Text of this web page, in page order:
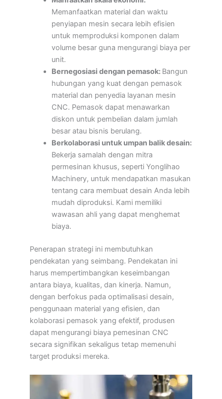
Memanfaatkan material dan waktu
penyiapan mesin secara lebih efisien
untuk memproduksi komponen dalam
volume besar guna mengurangi biaya per
unit.
Bernegosiasi dengan pemasok: Bangun
hubungan yang kuat dengan pemasok
material dan penyedia layanan mesin
CNC. Pemasok dapat menawarkan
diskon untuk pembelian dalam jumlah
besar atau bisnis berulang.
Berkolaborasi untuk umpan balik desain:
Bekerja samalah dengan mitra
permesinan khusus, seperti Yonglihao
Machinery, untuk mendapatkan masukan
tentang cara membuat desain Anda lebih
mudah diproduksi. Kami memiliki
wawasan ahli yang dapat menghemat
biaya.
Penerapan strategi ini membutuhkan
pendekatan yang seimbang. Pendekatan ini
harus mempertimbangkan keseimbangan
antara biaya, kualitas, dan kinerja. Namun,
dengan berfokus pada optimalisasi desain,
penggunaan material yang efisien, dan
kolaborasi pemasok yang efektif, produsen
dapat mengurangi biaya pemesinan CNC
secara signifikan sekaligus tetap memenuhi
target produksi mereka.